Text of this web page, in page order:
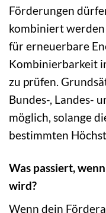
Förderungen
kombiniert
für erneuerbare
Kombinierbarkeit
zu prüfen.
Bundes-, Landes-
möglich, solange
bestimmten
Was passiert,
wird?
Wenn dein